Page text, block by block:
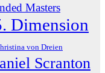
Masters
Dimension
von Dreien
Scranton